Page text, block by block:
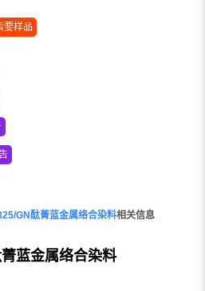
要样品
GN酞菁蓝金属络合染料相关信息
蓝金属络合染料